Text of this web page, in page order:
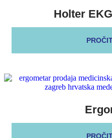
Holter